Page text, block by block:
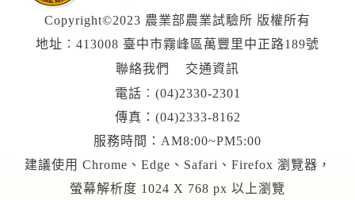
Copyright©2023 農業部農業試驗所 版權所有
地址︰413008 臺中市霧峰區萬豐里中正路189號
聯絡我們
交通資訊
電話︰ (04)2330-2301
傳真：(04)2333-8162
服務時間：AM8:00~PM5:00
建議使用 Chrome、Edge、Safari、Firefox 瀏覽器，
螢幕解析度 1024 X 768 px 以上瀏覽